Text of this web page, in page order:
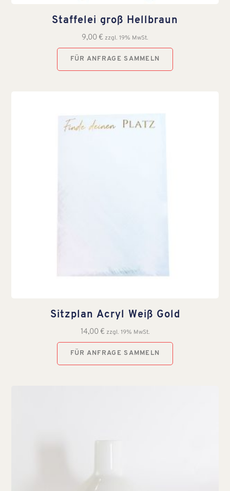
Staffelei groß Hellbraun
9,00 € zzgl. 19% MwSt.
FÜR ANFRAGE SAMMELN
Sitzplan Acryl Weiß Gold
14,00 € zzgl. 19% MwSt.
FÜR ANFRAGE SAMMELN